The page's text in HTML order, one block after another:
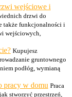
wejściowe i
drzwi do
także funkcjonalności i
wejściowych,
Kupujesz
gruntownego
podłóg, wymianą
pracy w domu Praca
stworzyć przestrzeń,